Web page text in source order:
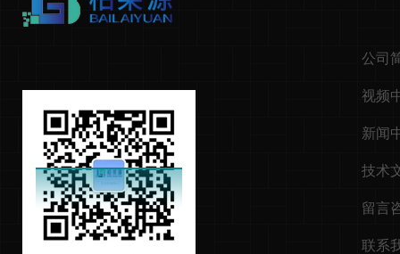
公司
视频
新闻
技术
留言
联系